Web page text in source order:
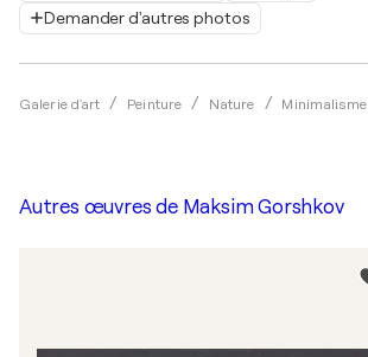
Demander d'autres photos
Galerie d'art Peinture Nature Minimalisme
Autres œuvres de Maksim Gorshkov